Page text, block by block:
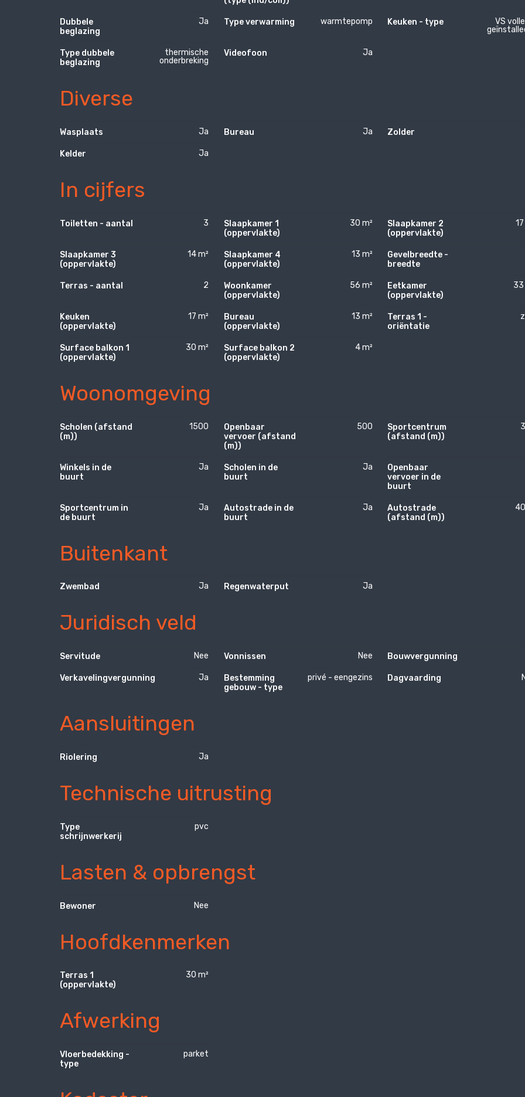
Dubbele
beglazing
Ja Type verwarming warmtepomp Keuken - type
VS
Type dubbele
beglazing
thermische
onderbreking
Videofoon Ja
Diverse
Wasplaats Ja Bureau Ja Zolder
Kelder Ja
In cijfers
Toiletten - aantal 3
Slaapkamer 1
(oppervlakte)
30 m²
Slaapkamer 2
(oppervlakte)
Slaapkamer 3
(oppervlakte)
14 m²
Slaapkamer 4
(oppervlakte)
13 m²
Gevelbreedte -
breedte
Terras - aantal 2
Woonkamer
(oppervlakte)
56 m²
Eetkamer
(oppervlakte)
33
Keuken
(oppervlakte)
17 m²
Bureau
(oppervlakte)
13 m²
Terras 1 -
oriëntatie
Surface balkon 1
(oppervlakte)
30 m²
Surface balkon 2
(oppervlakte)
4 m²
Woonomgeving
Scholen (afstand
(m))
1500
Openbaar
vervoer (afstand
(m))
500
Sportcentrum
(afstand (m))
Winkels in de
buurt
Ja
Scholen in de
buurt
Ja
Openbaar
vervoer in de
buurt
Sportcentrum in
de buurt
Ja
Autostrade in de
buurt
Ja
Autostrade
(afstand (m))
Buitenkant
Zwembad Ja Regenwaterput Ja
Juridisch veld
Servitude Nee Vonnissen Nee Bouwvergunning
Verkavelingvergunning Ja
Bestemming
gebouw - type
privé - eengezins Dagvaarding
Aansluitingen
Riolering Ja
Technische uitrusting
Type
schrijnwerkerij
pvc
Lasten & opbrengst
Bewoner Nee
Hoofdkenmerken
Terras 1
(oppervlakte)
30 m²
Afwerking
Vloerbedekking -
type
parket